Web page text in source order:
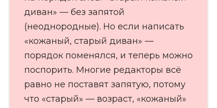
диван» — без запятой
(неоднородные). Но если написать
«кожаный, старый диван» —
порядок поменялся, и теперь можно
поспорить. Многие редакторы всё
равно не поставят запятую, потому
что «старый» — возраст, «кожаный»